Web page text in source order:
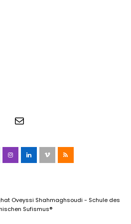
E-Mail
Instagram
LinkedInVimeoRSS
Oveyssi Shahmaghsoudi - Schule des
Sufismus®